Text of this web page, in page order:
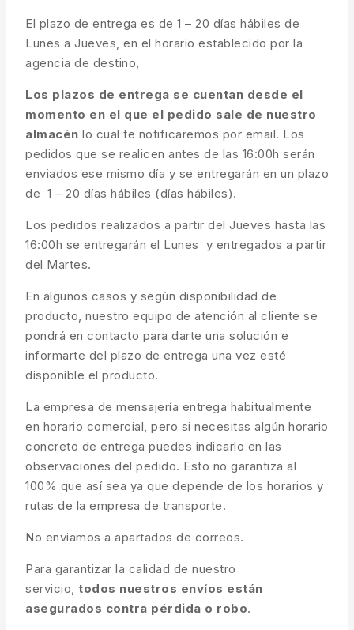
El plazo de entrega es de 1 – 20 días hábiles de
Lunes a Jueves, en el horario establecido por la
agencia de destino,
Los plazos de entrega se cuentan desde el
momento en el que el pedido sale de nuestro
almacén lo cual te notificaremos por email. Los
pedidos que se realicen antes de las 16:00h serán
enviados ese mismo día y se entregarán en un plazo
de 1 – 20 días hábiles (días hábiles).
Los pedidos realizados a partir del Jueves hasta las
16:00h se entregarán el Lunes y entregados a partir
del Martes.
En algunos casos y según disponibilidad de
producto, nuestro equipo de atención al cliente se
pondrá en contacto para darte una solución e
informarte del plazo de entrega una vez esté
disponible el producto.
La empresa de mensajería entrega habitualmente
en horario comercial, pero si necesitas algún horario
concreto de entrega puedes indicarlo en las
observaciones del pedido. Esto no garantiza al
100% que así sea ya que depende de los horarios y
rutas de la empresa de transporte.
No enviamos a apartados de correos.
Para garantizar la calidad de nuestro
servicio, todos nuestros envíos están
asegurados contra pérdida o robo.